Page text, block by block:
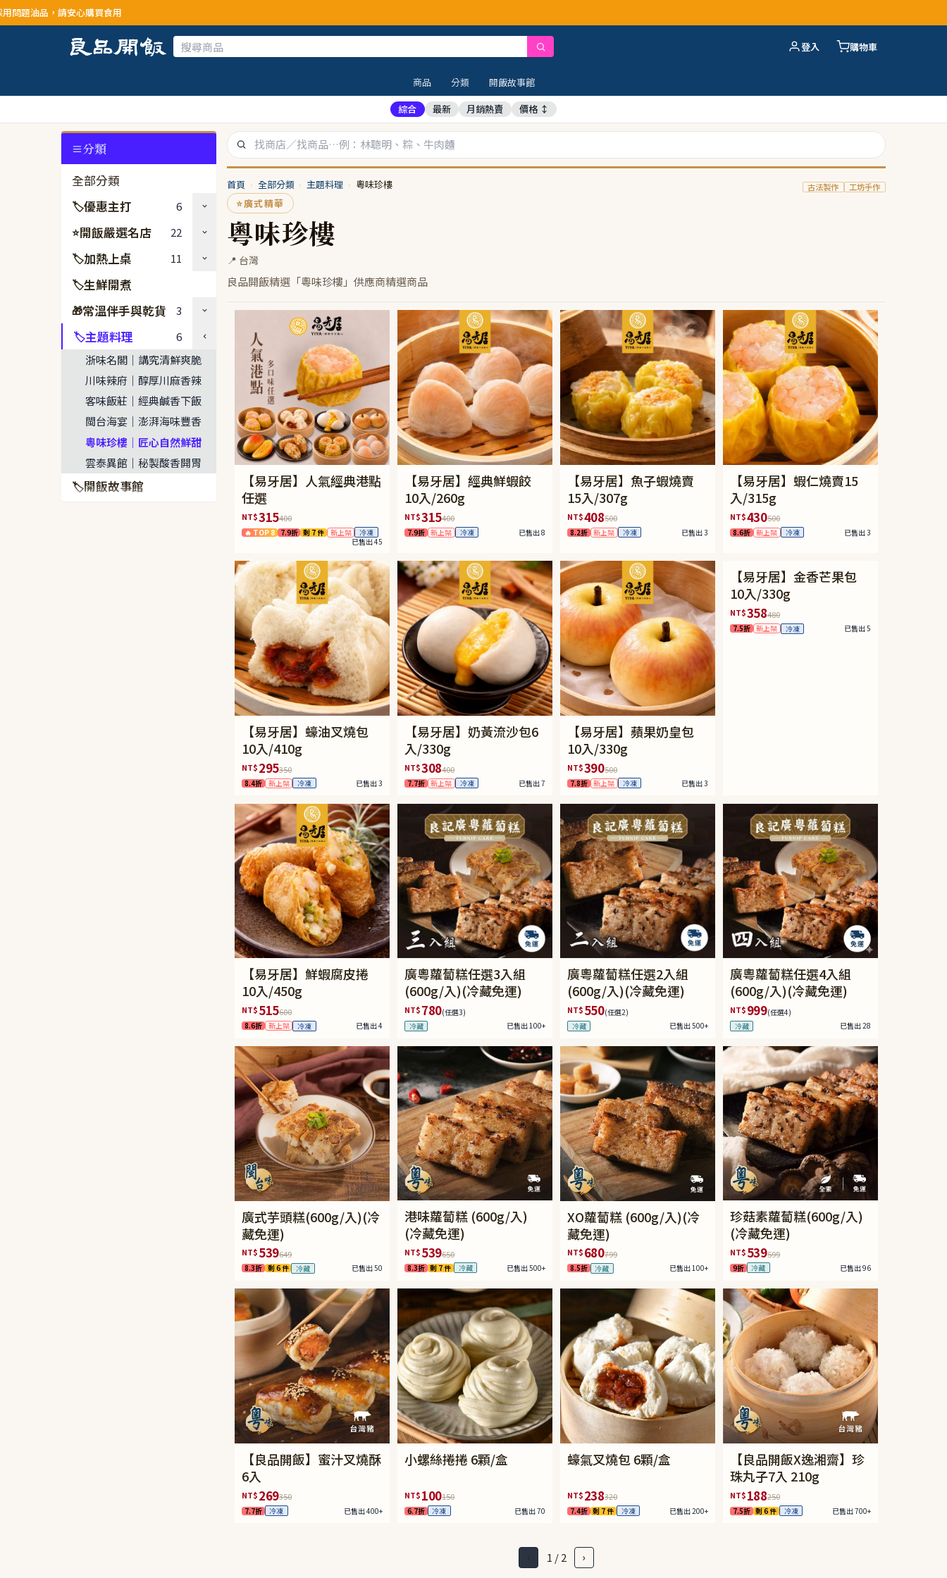
請安心購買食用
登入 購物車
商品 分類 開飯故事館
綜合 最新 月銷熱賣 價格 ↕
分類
全部分類
🏷優惠主打
6
⭐開飯嚴選名店
22
🏷加熱上桌
11
🏷生鮮開煮
🎁常溫伴手與乾貨
3
🏷主題料理
6
浙味名閣｜講究清鮮爽脆
川味辣府｜醇厚川麻香辣
客味飯莊｜經典鹹香下飯
閩台海宴｜澎湃海味豐香
粵味珍樓｜匠心自然鮮甜
雲泰異館｜秘製酸香開胃
🏷開飯故事館
首頁 › 全部分類 › 主題料理 › 粵味珍樓
⭐廣式精華
粵味珍樓
📍 台灣
良品開飯精選「粵味珍樓」供應商精選商品
古法製作 工坊手作
【易牙居】人氣經典港點
任選
NT$315400
🔥 TOP 8 7.9折 剩 7 件 新上架
冷凍
已售出 45
【易牙居】經典鮮蝦餃
10入/260g
NT$315400
7.9折 新上架 冷凍 已售出 8
【易牙居】魚子蝦燒賣
15入/307g
NT$408500
8.2折 新上架 冷凍 已售出 3
【易牙居】蝦仁燒賣15
入/315g
NT$430500
8.6折 新上架 冷凍 已售出 3
【易牙居】蠔油叉燒包
10入/410g
NT$295350
8.4折 新上架 冷凍 已售出 3
【易牙居】奶黃流沙包6
入/330g
NT$308400
7.7折 新上架 冷凍 已售出 7
【易牙居】蘋果奶皇包
10入/330g
NT$390500
7.8折 新上架 冷凍 已售出 3
【易牙居】金香芒果包
10入/330g
NT$358480
7.5折 新上架 冷凍 已售出 5
【易牙居】鮮蝦腐皮捲
10入/450g
NT$515600
8.6折 新上架 冷凍 已售出 4
廣粵蘿蔔糕任選3入組
(600g/入)(冷藏免運)
NT$780(任選3)
冷藏
已售出 100+
廣粵蘿蔔糕任選2入組
(600g/入)(冷藏免運)
NT$550(任選2)
冷藏
已售出 500+
廣粵蘿蔔糕任選4入組
(600g/入)(冷藏免運)
NT$999(任選4)
冷藏
已售出 28
廣式芋頭糕(600g/入)(冷
藏免運)
NT$539649
8.3折 剩 6 件 冷藏 已售出 50
港味蘿蔔糕 (600g/入)
(冷藏免運)
NT$539650
8.3折 剩 7 件 冷藏 已售出 500+
XO蘿蔔糕 (600g/入)(冷
藏免運)
NT$680799
8.5折 冷藏 已售出 100+
珍菇素蘿蔔糕(600g/入)
(冷藏免運)
NT$539599
9折 冷藏 已售出 96
【良品開飯】蜜汁叉燒酥
6入
NT$269350
7.7折 冷凍 已售出 400+
小螺絲捲捲 6顆/盒
NT$100150
6.7折 冷凍 已售出 70
蠔氣叉燒包 6顆/盒
NT$238320
7.4折 剩 7 件 冷凍 已售出 200+
【良品開飯X逸湘齋】珍
珠丸子7入 210g
NT$188250
7.5折 剩 6 件 冷凍 已售出 700+
1 / 2 ›